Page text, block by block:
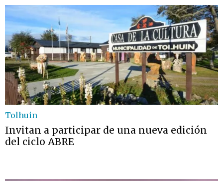
Tolhuin
Invitan a participar de una nueva edición
del ciclo ABRE